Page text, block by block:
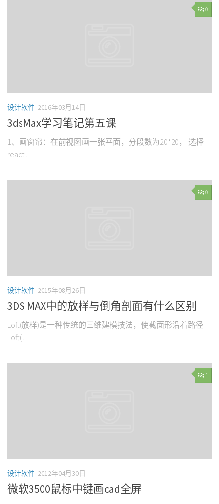
0
设计软件 2016年03月14日
3dsMax学习笔记第五课
1、画窗帘：在前视图画一张平面，分段数为20*20， 选择
react...
0
设计软件 2015年08月26日
3DS MAX中的放样与倒角剖面有什么区别
Loft(放样)是一种传统的三维建模技法，使截面形沿着路径
Loft(...
1
设计软件 2012年04月30日
微软3500鼠标中键画cad全屏